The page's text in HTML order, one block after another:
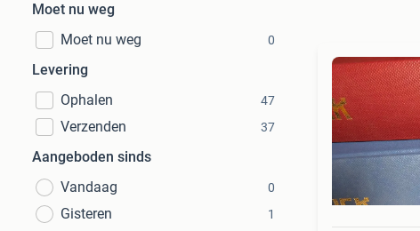
Moet nu weg
Moet nu weg
0
Levering
Ophalen
47
Verzenden 37
Aangeboden sinds
Vandaag
0
Gisteren 1